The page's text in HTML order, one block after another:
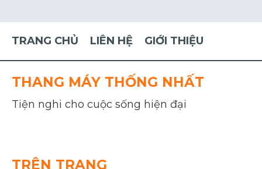
TRANG CHỦ LIÊN HỆ GIỚI THIỆU
THANG MÁY THỐNG NHẤT
Tiện nghi cho cuộc sống hiện đại
TRÊN TRANG